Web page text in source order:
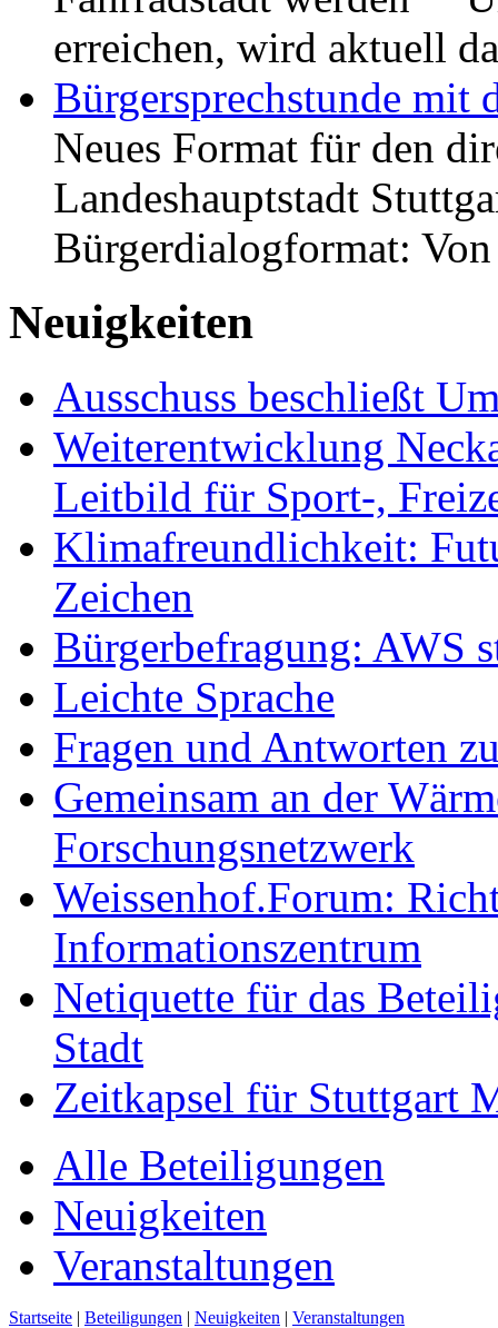
erreichen, wird aktuell
Bürgersprechstunde mit
Neues Format für den
Landeshauptstadt
Bürgerdialogformat:
Neuigkeiten
Ausschuss beschließt
Weiterentwicklung
Leitbild für Sport-,
Klimafreundlichkeit:
Zeichen
Bürgerbefragung: AWS
Leichte Sprache
Fragen und Antworten
Gemeinsam an der
Forschungsnetzwerk
Weissenhof.Forum:
Informationszentrum
Netiquette für das
Stadt
Zeitkapsel für Stuttgart
Alle Beteiligungen
Neuigkeiten
Veranstaltungen
Startseite | Beteiligungen | Neuigkeiten | Veranstaltungen